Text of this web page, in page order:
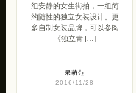
组安静的女生街拍，一组简
约随性的独立女装设计。更
多自制女装品牌，可以参阅
《独立青 […]
呆萌范
2016/11/28